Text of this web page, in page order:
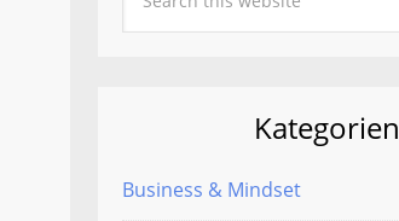
Kategorien
Business & Mindset